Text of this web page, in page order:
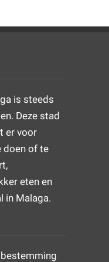
is steeds
Deze stad
er voor
doen of te
eten en
in Malaga.